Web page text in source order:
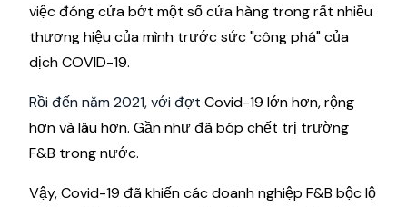
việc đóng cửa bớt một số cửa hàng trong rất nhiều
thương hiệu của mình trước sức "công phá" của
dịch COVID-19.
Rồi đến năm 2021, với đợt Covid-19 lớn hơn, rộng
hơn và lâu hơn. Gần như đã bóp chết trị trường
F&B trong nước.
Vậy, Covid-19 đã khiến các doanh nghiệp F&B bộc lộ